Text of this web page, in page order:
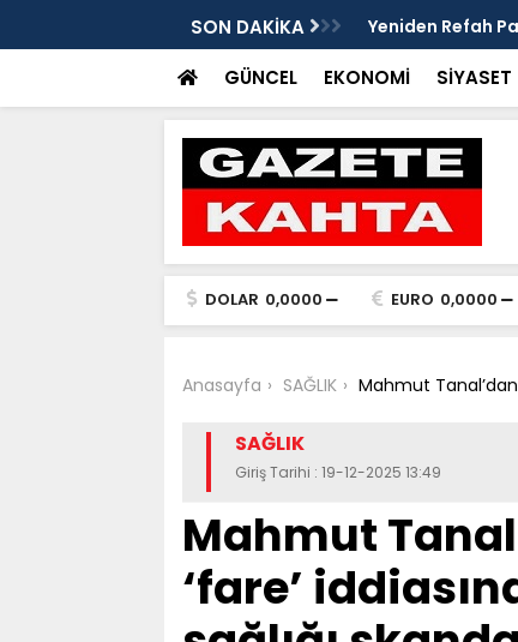
SON DAKİKA
Özbey'in acısı: 'Bu olay hepimize
Kozağaç Ana
projesinde önemli
GÜNCEL EKONOMİ SİYASET
DOLAR 0,0000 EURO 0,0000
Anasayfa SAĞLIK Mahmut Tanal’dan
SAĞLIK
Giriş Tarihi : 19-12-2025 13:49
Mahmut
‘fare’